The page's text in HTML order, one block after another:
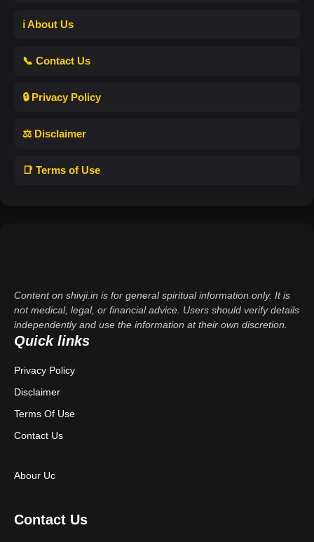
ℹ️ About Us
📞 Contact Us
🔒 Privacy Policy
⚖️ Disclaimer
📑 Terms of Use
Content on shivji.in is for general spiritual information only. It is
not medical, legal, or financial advice. Users should verify details
independently and use the information at their own discretion.
Quick links
Privacy Policy
Disclaimer
Terms Of Use
Contact Us
Abour Uc
Contact Us